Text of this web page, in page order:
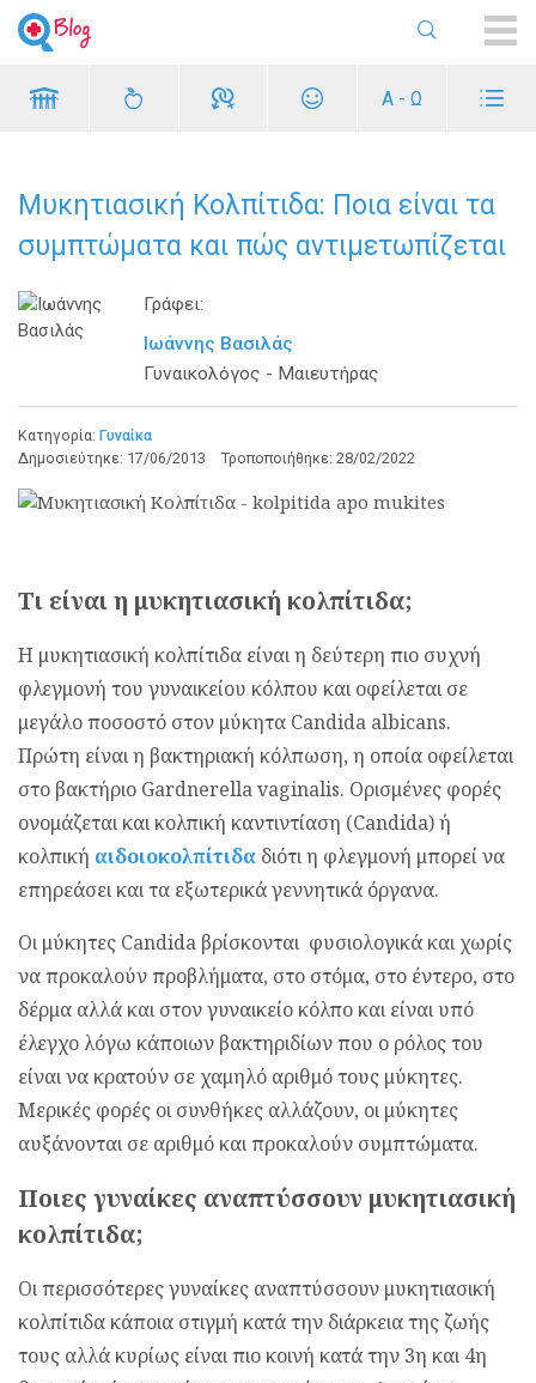
Α - Ω
Μυκητιασική Κολπίτιδα: Ποια είναι τα
συμπτώματα και πώς αντιμετωπίζεται
Γράφει:
Ιωάννης Βασιλάς
Γυναικολόγος - Μαιευτήρας
Κατηγορία: Γυναίκα
Δημοσιεύτηκε: 17/06/2013 Τροποποιήθηκε: 28/02/2022
Τι είναι η μυκητιασική κολπίτιδα;
Η μυκητιασική κολπίτιδα είναι η δεύτερη πιο συχνή
φλεγμονή του γυναικείου κόλπου και οφείλεται σε
μεγάλο ποσοστό στον μύκητα Candida albicans.
Πρώτη είναι η βακτηριακή κόλπωση, η οποία οφείλεται
στο βακτήριο Gardnerella vaginalis. Ορισμένες φορές
ονομάζεται και κολπική καντιντίαση (Candida) ή
κολπική αιδοιοκολπίτιδα διότι η φλεγμονή μπορεί να
επηρεάσει και τα εξωτερικά γεννητικά όργανα.
Οι μύκητες Candida βρίσκονται φυσιολογικά και χωρίς
να προκαλούν προβλήματα, στο στόμα, στο έντερο, στο
δέρμα αλλά και στον γυναικείο κόλπο και είναι υπό
έλεγχο λόγω κάποιων βακτηριδίων που ο ρόλος του
είναι να κρατούν σε χαμηλό αριθμό τους μύκητες.
Μερικές φορές οι συνθήκες αλλάζουν, οι μύκητες
αυξάνονται σε αριθμό και προκαλούν συμπτώματα.
Ποιες γυναίκες αναπτύσσουν μυκητιασική
κολπίτιδα;
Οι περισσότερες γυναίκες αναπτύσσουν μυκητιασική
κολπίτιδα κάποια στιγμή κατά την διάρκεια της ζωής
τους αλλά κυρίως είναι πιο κοινή κατά την 3η και 4η